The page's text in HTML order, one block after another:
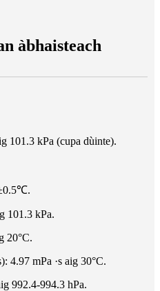
àbhaisteach
101.3 kPa (cupa dùinte).
101.3 kPa.
20°C.
4.97 mPa ·s aig 30°C.
992.4-994.3 hPa.